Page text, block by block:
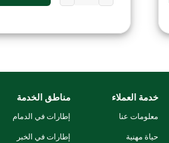
خدمة العملاء
معلومات عنا
حياة مهنية
مناطق الخدمة
إطارات في الدمام
إطارات في الخبر